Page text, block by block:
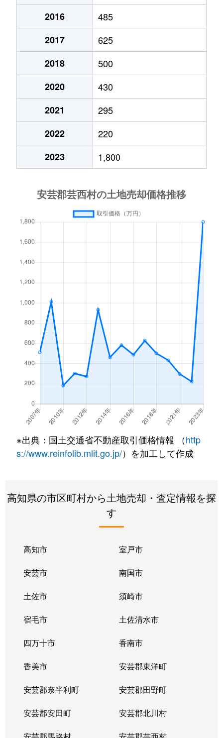
2016
485
2017
625
2018
500
2020
430
2021
295
2022
220
2023
1,800
※出典：国土交通省不動産取引価格情報 （http
s://www.reinfolib.mlit.go.jp/）を加工して作成
高知県の市区町村から土地売却・査定情報を探
す
高知市 室戸市
安芸市 南国市
土佐市 須崎市
宿毛市 土佐清水市
四万十市 香南市
香美市 安芸郡東洋町
安芸郡奈半利町 安芸郡田野町
安芸郡安田町 安芸郡北川村